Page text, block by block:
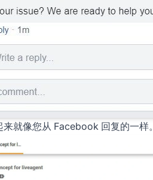
就像您从 Facebook 回复的一样。